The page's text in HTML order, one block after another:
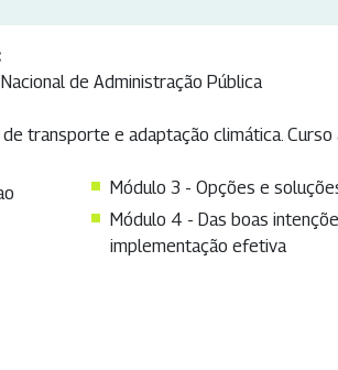
de Administração Pública
transporte e adaptação climática.
Módulo 3 - Opções e
Módulo 4 - Das boas
implementação efetiva